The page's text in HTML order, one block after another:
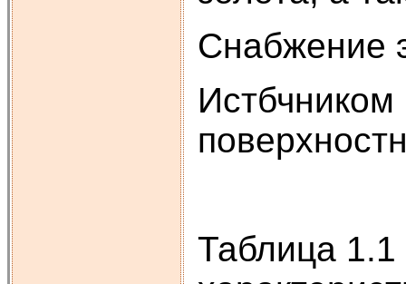
Снабжение
Таблица